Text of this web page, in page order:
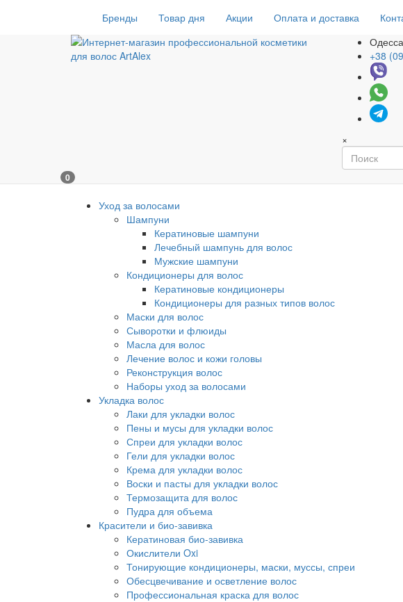
Бренды Товар дня Акции Оплата и доставка
Одесса
+38
×
0
Уход за волосами
Шампуни
Кератиновые шампуни
Лечебный шампунь для волос
Мужские шампуни
Кондиционеры для волос
Кератиновые кондиционеры
Кондиционеры для разных типов волос
Маски для волос
Сыворотки и флюиды
Масла для волос
Лечение волос и кожи головы
Реконструкция волос
Наборы уход за волосами
Укладка волос
Лаки для укладки волос
Пены и мусы для укладки волос
Спреи для укладки волос
Гели для укладки волос
Крема для укладки волос
Воски и пасты для укладки волос
Термозащита для волос
Пудра для объема
Красители и био-завивка
Кератиновая био-завивка
Окислители Oxi
Тонирующие кондиционеры, маски, муссы, спреи
Обесцвечивание и осветление волос
Профессиональная краска для волос